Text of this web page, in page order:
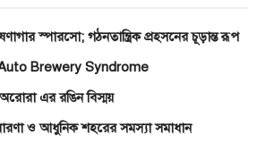
স্পারসো; গঠনতান্ত্রিক প্রহসনের চূড়ান্ত রূপ
Auto Brewery Syndrome
এর রঙিন বিস্ময়
ও আধুনিক শহরের সমস্যা সমাধান